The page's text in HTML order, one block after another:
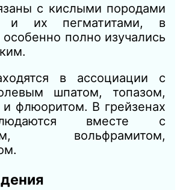
с кислыми породами
и их пегматитами, в
полно изучались
в ассоциации с
шпатом, топазом,
флюоритом. В грейзенах
вместе с
вольфрамитом,